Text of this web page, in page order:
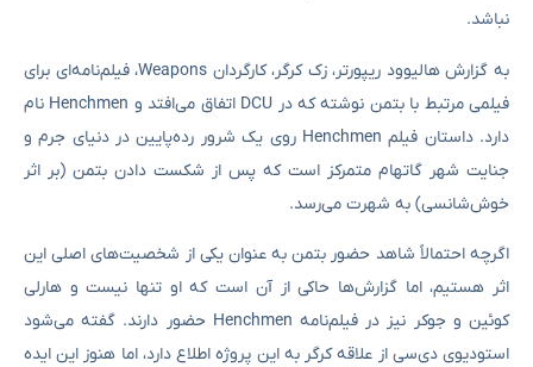
نباشد.
به گزارش هالیوود ریپورتر، زک کرگر، کارگردان Weapons، فیلم‌نامه‌ای برای
فیلمی مرتبط با بتمن نوشته که در DCU اتفاق می‌افتد و Henchmen نام
دارد. داستان فیلم Henchmen روی یک شرور رده‌پایین در دنیای جرم و
جنایت شهر گاتهام متمرکز است که پس از شکست دادن بتمن (بر اثر
خوش‌شانسی) به شهرت می‌رسد.
اگرچه احتمالاً شاهد حضور بتمن به عنوان یکی از شخصیت‌های اصلی این
اثر هستیم، اما گزارش‌ها حاکی از آن است که او تنها نیست و هارلی
کوئین و جوکر نیز در فیلم‌نامه Henchmen حضور دارند. گفته می‌شود
استودیوی دی‌سی از علاقه کرگر به این پروژه اطلاع دارد، اما هنوز این ایده